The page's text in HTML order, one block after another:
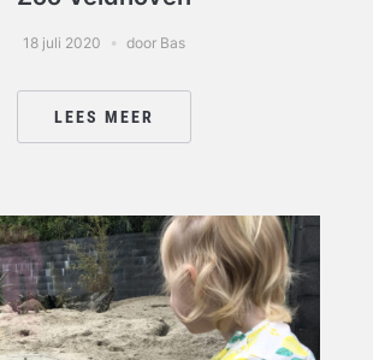
18 juli 2020 door Bas
LEES MEER